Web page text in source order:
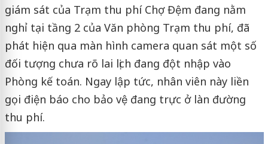
giám sát của Trạm thu phí Chợ Đệm đang nằm
nghỉ tại tầng 2 của Văn phòng Trạm thu phí, đã
phát hiện qua màn hình camera quan sát một số
đối tượng chưa rõ lai lịch đang đột nhập vào
Phòng kế toán. Ngay lập tức, nhân viên này liền
gọi điện báo cho bảo vệ đang trực ở làn đường
thu phí.